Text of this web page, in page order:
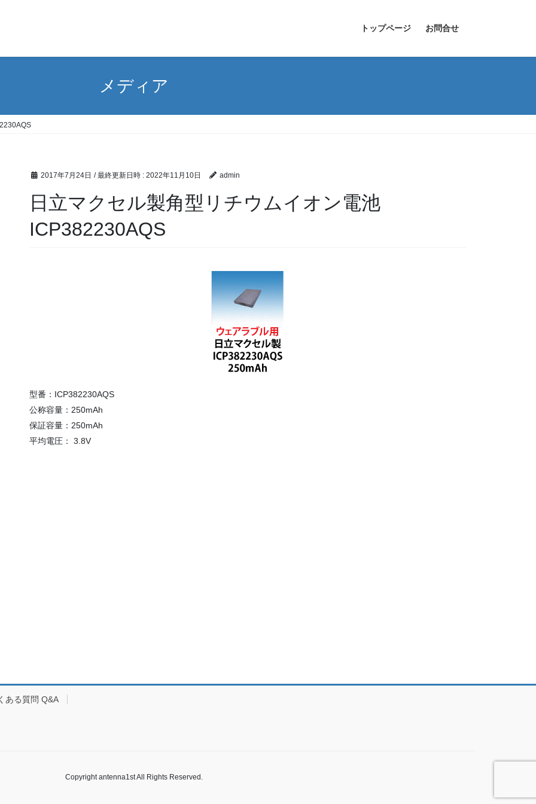
トップページ お問合せ
メディア
2017年7月24日 / 最終更新日時 : 2022年11月10日 admin
日立マクセル製角型リチウムイオン電池
ICP382230AQS
型番：ICP382230AQS
公称容量：250mAh
保証容量：250mAh
平均電圧： 3.8V
ある質問 Q&A
Copyright antenna1st All Rights Reserved.